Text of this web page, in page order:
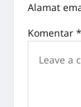
a
v
Alamat
Komentar *